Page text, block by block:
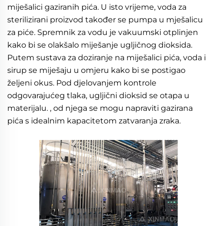
miješalici gaziranih pića. U isto vrijeme, voda za
sterilizirani proizvod također se pumpa u mješalicu
za piće. Spremnik za vodu je vakuumski otplinjen
kako bi se olakšalo miješanje ugljičnog dioksida.
Putem sustava za doziranje na miješalici pića, voda i
sirup se miješaju u omjeru kako bi se postigao
željeni okus. Pod djelovanjem kontrole
odgovarajućeg tlaka, ugljični dioksid se otapa u
materijalu. , od njega se mogu napraviti gazirana
pića s idealnim kapacitetom zatvaranja zraka.